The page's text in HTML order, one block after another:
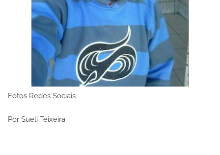
Fotos Redes Sociais
Por Sueli Teixeira.